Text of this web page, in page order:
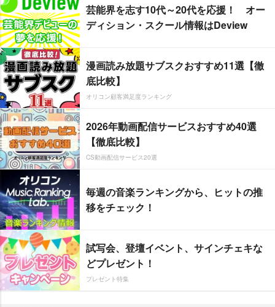
芸能界を志す10代～20代を応援！ オー
ディション・スクール情報はDeview
漫画読み放題サブスクおすすめ11選【徹
底比較】
オリコン顧客満足度ランキング
2026年動画配信サービスおすすめ40選
【徹底比較】
CS動画配信サービス20選
毎週の音楽ランキングから、ヒットの推
移をチェック！
試写会、登壇イベント、サインチェキな
どプレゼント！
プレゼント特集